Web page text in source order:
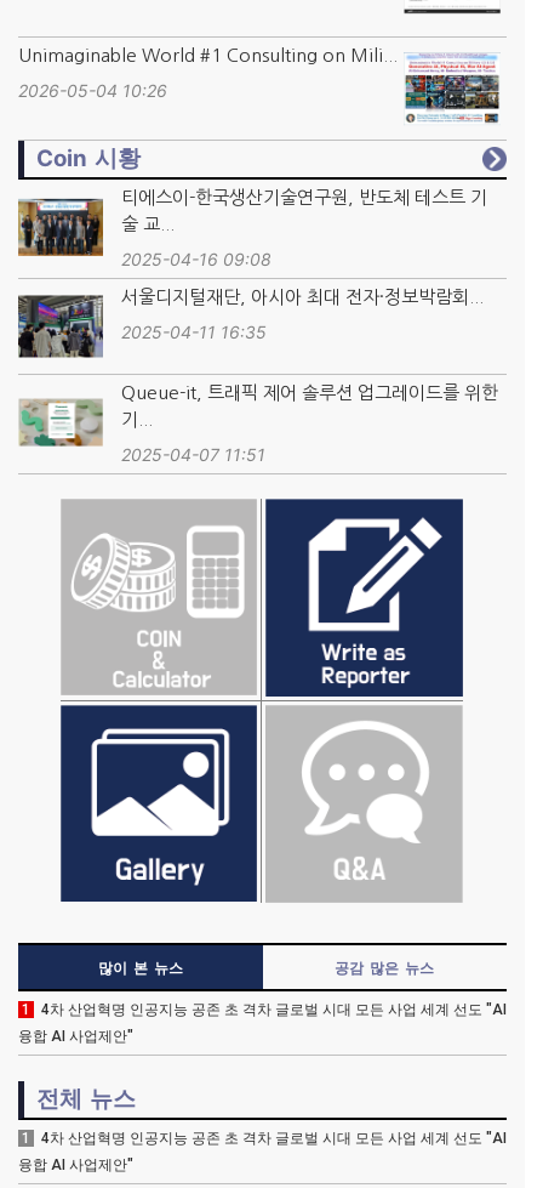
Unimaginable World #1 Consulting on Mili...
2026-05-04 10:26
Coin 시황
티에스이-한국생산기술연구원, 반도체 테스트 기
술 교...
2025-04-16 09:08
서울디지털재단, 아시아 최대 전자·정보박람회...
2025-04-11 16:35
Queue-it, 트래픽 제어 솔루션 업그레이드를 위한
기...
2025-04-07 11:51
많이 본 뉴스 공감 많은 뉴스
1
4차 산업혁명 인공지능 공존 초 격차 글로벌 시대 모든 사업 세계 선도 "AI
융합 AI 사업제안"
전체 뉴스
1
4차 산업혁명 인공지능 공존 초 격차 글로벌 시대 모든 사업 세계 선도 "AI
융합 AI 사업제안"